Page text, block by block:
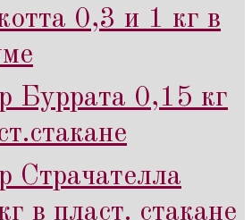
0,3 и 1 кг в
Буррата 0,15 кг
Страчателла
в пласт. стакане